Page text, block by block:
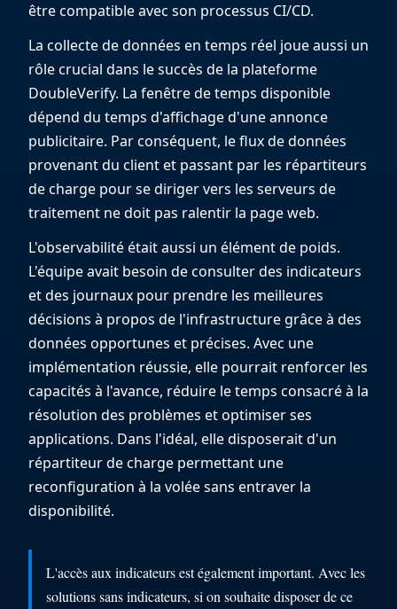
être compatible avec son processus CI/CD.
La collecte de données en temps réel joue aussi un
rôle crucial dans le succès de la plateforme
DoubleVerify. La fenêtre de temps disponible
dépend du temps d'affichage d'une annonce
publicitaire. Par conséquent, le flux de données
provenant du client et passant par les répartiteurs
de charge pour se diriger vers les serveurs de
traitement ne doit pas ralentir la page web.
L'observabilité était aussi un élément de poids.
L'équipe avait besoin de consulter des indicateurs
et des journaux pour prendre les meilleures
décisions à propos de l'infrastructure grâce à des
données opportunes et précises. Avec une
implémentation réussie, elle pourrait renforcer les
capacités à l'avance, réduire le temps consacré à la
résolution des problèmes et optimiser ses
applications. Dans l'idéal, elle disposerait d'un
répartiteur de charge permettant une
reconfiguration à la volée sans entraver la
disponibilité.
L'accès aux indicateurs est également important. Avec les
solutions sans indicateurs, si on souhaite disposer de ce